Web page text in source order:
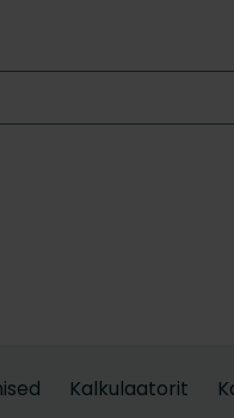
Kalkulaatorit